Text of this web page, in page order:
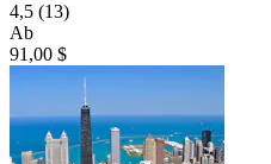
4,5 (13)
Ab
91,00 $